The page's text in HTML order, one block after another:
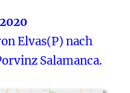
Elvas(P) nach
Salamanca.